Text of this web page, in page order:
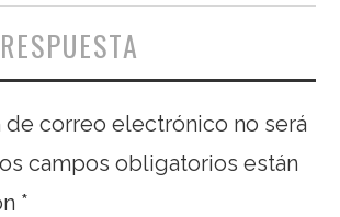
correo electrónico no será
campos obligatorios están
*